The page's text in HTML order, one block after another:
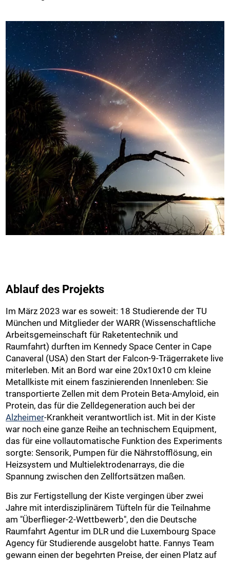
Ablauf des Projekts
Im März 2023 war es soweit: 18 Studierende der TU
München und Mitglieder der WARR (Wissenschaftliche
Arbeitsgemeinschaft für Raketentechnik und
Raumfahrt) durften im Kennedy Space Center in Cape
Canaveral (USA) den Start der Falcon-9-Trägerrakete live
miterleben. Mit an Bord war eine 20x10x10 cm kleine
Metallkiste mit einem faszinierenden Innenleben: Sie
transportierte Zellen mit dem Protein Beta-Amyloid, ein
Protein, das für die Zelldegeneration auch bei der
Alzheimer-Krankheit verantwortlich ist. Mit in der Kiste
war noch eine ganze Reihe an technischem Equipment,
das für eine vollautomatische Funktion des Experiments
sorgte: Sensorik, Pumpen für die Nährstofflösung, ein
Heizsystem und Multielektrodenarrays, die die
Spannung zwischen den Zellfortsätzen maßen.
Bis zur Fertigstellung der Kiste vergingen über zwei
Jahre mit interdisziplinärem Tüfteln für die Teilnahme
am "Überflieger-2-Wettbewerb", den die Deutsche
Raumfahrt Agentur im DLR und die Luxembourg Space
Agency für Studierende ausgelobt hatte. Fannys Team
gewann einen der begehrten Preise, der einen Platz auf